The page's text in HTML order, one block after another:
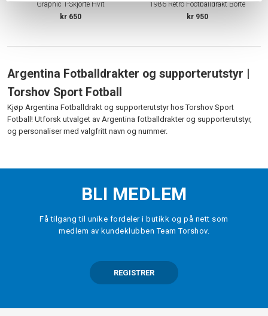
Graphic T-Skjorte Hvit
kr 650
1986 Retro Footballdrakt Borte
kr 950
Argentina Fotballdrakter og supporterutstyr |
Torshov Sport Fotball
Kjøp Argentina Fotballdrakt og supporterutstyr hos Torshov Sport
Fotball! Utforsk utvalget av Argentina fotballdrakter og supporterutstyr,
og personaliser med valgfritt navn og nummer.
BLI MEDLEM
Få tilgang til unike fordeler i butikk og på nett som
medlem av kundeklubben Team Torshov.
REGISTRER